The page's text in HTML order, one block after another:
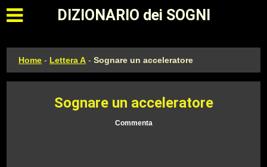
Apri il menu principale
DIZIONARIO dei SOGNI
Home - Lettera A -Sognare un acceleratore
Sognare un acceleratore
Commenta